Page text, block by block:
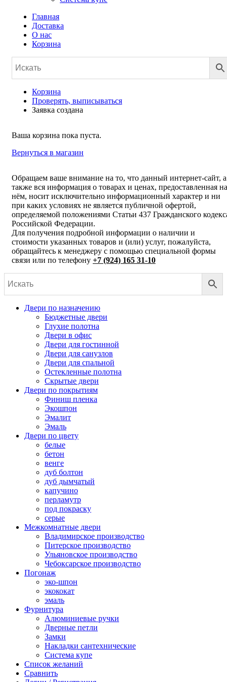
Главная
Доставка
О нас
Корзина
Корзина
Проверять, выписываться
Заявка создана
Ваша корзина пока пуста.
Вернуться в магазин
Обращаем ваше внимание на то, что данный интернет-сайт, а
также вся информация о товарах и ценах, предоставленная на
нём, носит исключительно информационный характер и ни
при каких условиях не является публичной офертой,
определяемой положениями Статьи 437 Гражданского
Российской Федерации.
Для получения подробной информации о наличии и
стоимости указанных товаров и (или) услуг, пожалуйста,
обращайтесь к менеджеру с помощью специальной формы
связи или по телефону +7 (924) 165 31-10
Двери по назначению
Бюджетные двери
Глухие полотна
Двери в офис
Двери для гостинной
Двери для санузлов
Двери для спальной
Остекленные полотна
Скрытые двери
Двери по покрытиям
Финиш пленка
Экошпон
Эмалит
Эмаль
Двери по цвету
белые
бетон
венге
дуб болтон
дуб дымчатый
капучино
перламутр
под покраску
серые
Межкомнатные двери
Владимирское производство
Питерское производство
Ульяновское производство
Чебоксарское производство
Погонаж
эко-шпон
экококат
эмаль
Фурнитура
Алюминиевые ручки
Дверные петли
Замки
Накладки сантехнические
Система купе
Список желаний
Сравнить